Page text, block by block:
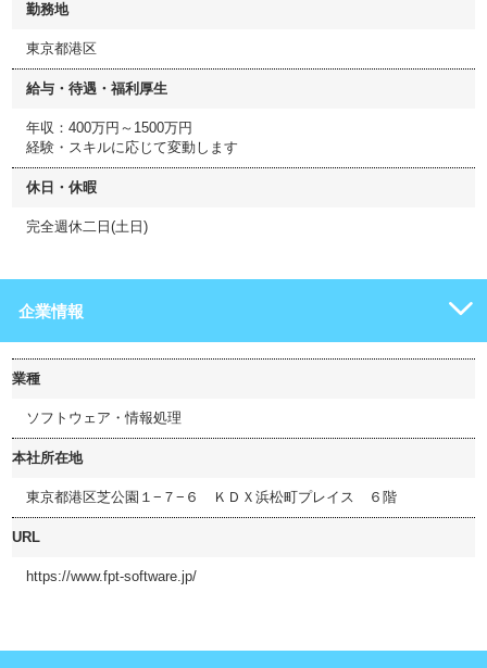
勤務地
東京都港区
給与・待遇・福利厚生
年収：400万円～1500万円
経験・スキルに応じて変動します
休日・休暇
完全週休二日(土日)
企業情報
業種
ソフトウェア・情報処理
本社所在地
東京都港区芝公園１−７−６ ＫＤＸ浜松町プレイス ６階
URL
https://www.fpt-software.jp/